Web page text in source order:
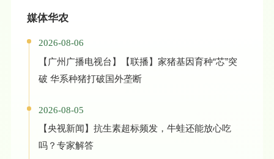
媒体华农
2026-08-06
【广州广播电视台】【联播】家猪基因育种“芯”突
破 华系种猪打破国外垄断
2026-08-05
【央视新闻】抗生素超标频发，牛蛙还能放心吃
吗？专家解答